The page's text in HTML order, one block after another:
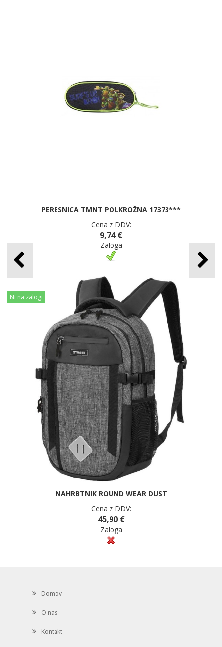
PERESNICA TMNT POLKROŽNA 17373***
Cena z DDV:
9,74 €
Zaloga
Ni na zalogi
NAHRBTNIK ROUND WEAR DUST
Cena z DDV:
45,90 €
Zaloga
Domov
O nas
Kontakt